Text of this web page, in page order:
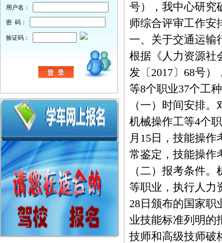
用户名：
密 码：
验证码：
号），我中心研究
师综合评审工作安
一、关于交通运输
根据《人力资源社
发〔2017〕68号
等8个职业37个工
（一）时间安排
机械操作工等4个
月15日，技能操
常鉴定，技能操作
（二）报考条件
等职业，执行人力
28日颁布的国家
业技能标准列明的
技师和高级技师破